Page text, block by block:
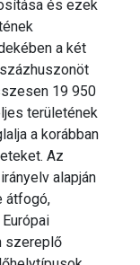
és ezek
a két
19 950
területének
a korábban
Az
alapján
átfogó,
szereplő